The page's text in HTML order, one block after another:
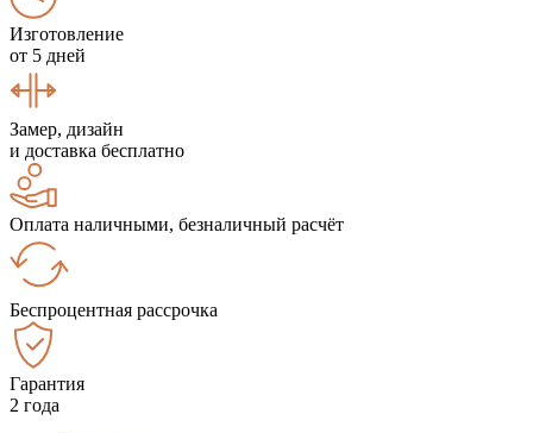
Изготовление
от 5 дней
Замер, дизайн
и доставка бесплатно
Оплата наличными, безналичный расчёт
Беспроцентная рассрочка
Гарантия
2 года